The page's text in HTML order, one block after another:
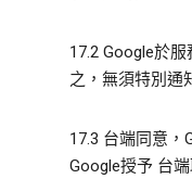
17.2 Google於
之，無須特別通
17.3 台端同意，
Google授予 台